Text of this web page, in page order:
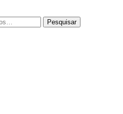
Pesquisar